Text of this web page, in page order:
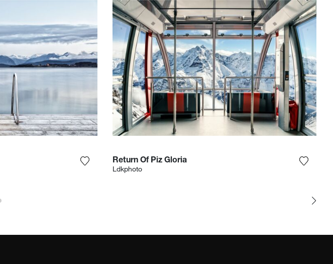
Ajouter la photographie à ma wishlist
Return Of Piz Gloria
Ldkphoto